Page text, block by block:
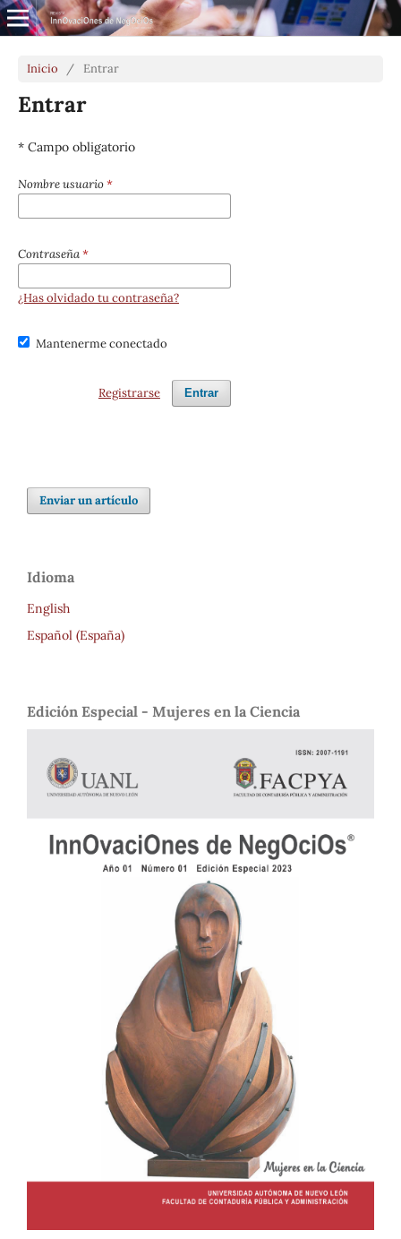
Inicio / Entrar
Entrar
* Campo obligatorio
Nombre usuario*
Contraseña*
¿Has olvidado tu contraseña?
Mantenerme conectado
Entrar
Registrarse
Enviar un artículo
Idioma
English
Español (España)
Edición Especial - Mujeres en la Ciencia